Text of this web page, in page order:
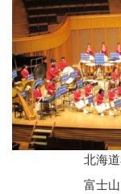
北海
富士